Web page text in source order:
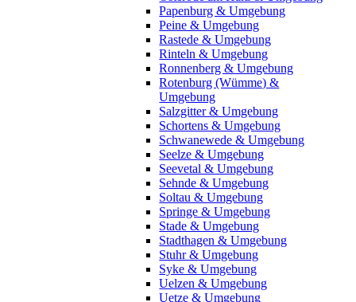
Papenburg & Umgebung
Peine & Umgebung
Rastede & Umgebung
Rinteln & Umgebung
Ronnenberg & Umgebung
Rotenburg (Wümme) &
Umgebung
Salzgitter & Umgebung
Schortens & Umgebung
Schwanewede & Umgebung
Seelze & Umgebung
Seevetal & Umgebung
Sehnde & Umgebung
Soltau & Umgebung
Springe & Umgebung
Stade & Umgebung
Stadthagen & Umgebung
Stuhr & Umgebung
Syke & Umgebung
Uelzen & Umgebung
Uetze & Umgebung